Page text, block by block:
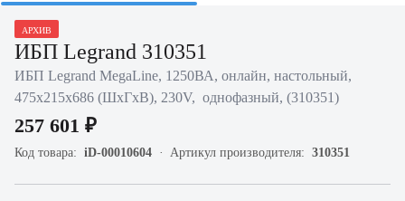
АРХИВ
ИБП Legrand 310351
ИБП Legrand MegaLine, 1250ВА, онлайн, настольный,
475х215х686 (ШхГхВ), 230V, однофазный, (310351)
257 601 ₽
Код товара: iD-00010604 Артикул производителя: 310351